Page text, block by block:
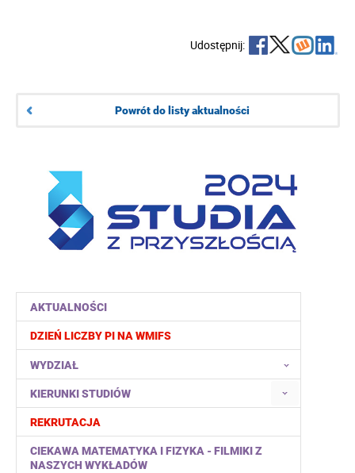
AKTUALNOŚCI
DZIEŃ LICZBY PI NA WMIFS
WYDZIAŁ
KIERUNKI STUDIÓW
REKRUTACJA
CIEKAWA MATEMATYKA I FIZYKA - FILMIKI Z
NASZYCH WYKŁADÓW
Udostępnij:
Powrót do listy aktualności